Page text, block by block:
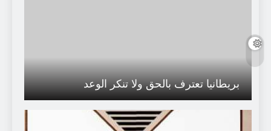
بريطانيا تعترف بالحق ولا تنكر الوعد